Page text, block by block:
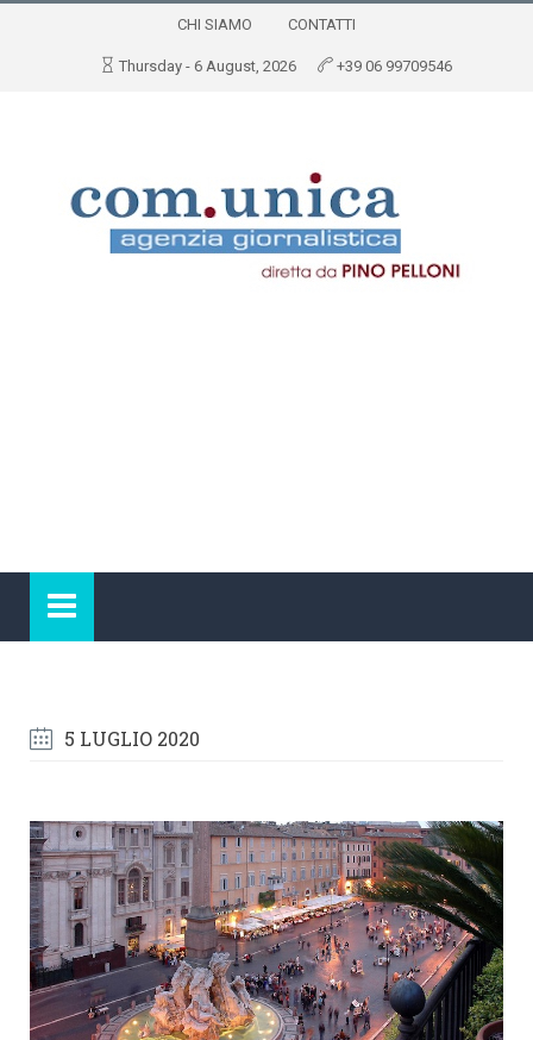
CHI SIAMO CONTATTI
Thursday - 6 August, 2026 +39 06 99709546
5 LUGLIO 2020